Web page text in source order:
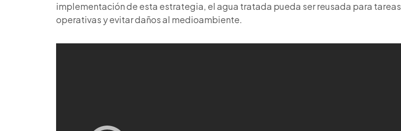
implementación de esta estrategia, el agua tratada pueda ser reusada para tareas
operativas y evitar daños al medioambiente.